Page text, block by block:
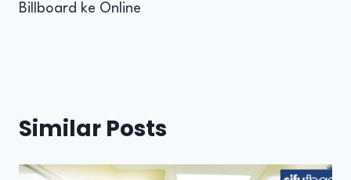
Billboard ke Online
Similar Posts